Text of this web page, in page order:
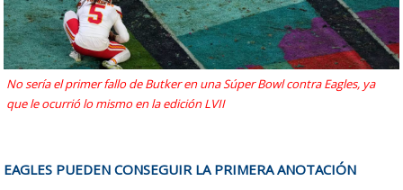
No sería el primer fallo de Butker en una Súper Bowl contra Eagles, ya
que le ocurrió lo mismo en la edición LVII
EAGLES PUEDEN CONSEGUIR LA PRIMERA ANOTACIÓN